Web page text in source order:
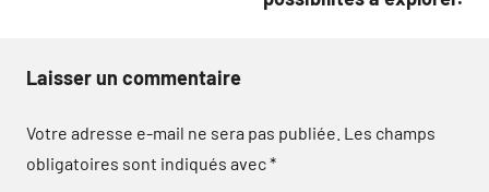
Laisser un commentaire
Votre adresse e-mail ne sera pas publiée. Les champs
obligatoires sont indiqués avec*